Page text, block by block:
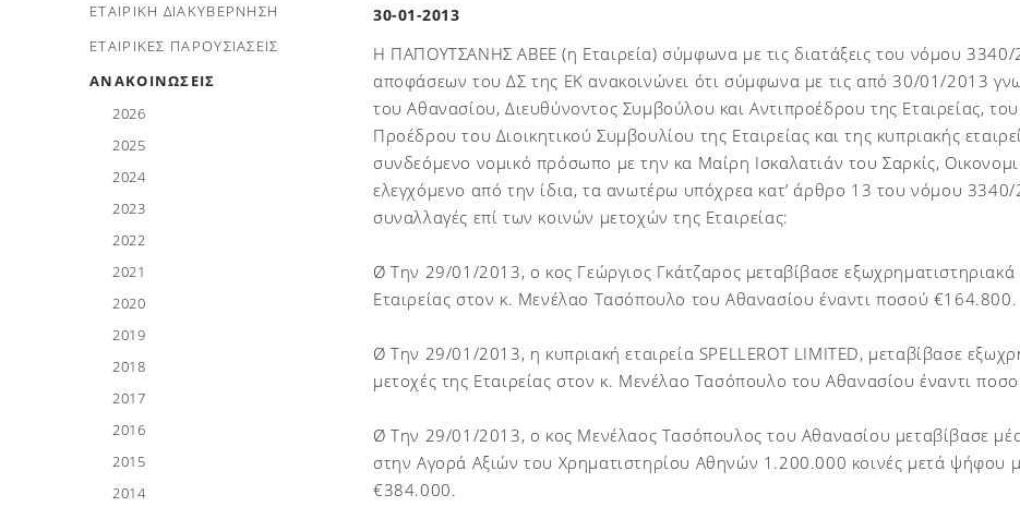
ΕΤΑΙΡΙΚΗ ΔΙΑΚΥΒΕΡΝΗΣΗ
ΕΤΑΙΡΙΚΕΣ ΠΑΡΟΥΣΙΑΣΕΙΣ
ΑΝΑΚΟΙΝΩΣΕΙΣ
2026
2025
2024
2023
2022
2021
2020
2019
2018
2017
2016
2015
2014
30-01-2013
Η ΠΑΠΟΥΤΣΑΝΗΣ ΑΒΕΕ (η Εταιρεία) σύμφωνα με τις διατάξεις του νόμου
αποφάσεων του ΔΣ της ΕΚ ανακοινώνει ότι σύμφωνα με τις από 30/01/2013
του Αθανασίου, Διευθύνοντος Συμβούλου και Αντιπροέδρου της Εταιρείας,
Προέδρου του Διοικητικού Συμβουλίου της Εταιρείας και της κυπριακής
συνδεόμενο νομικό πρόσωπο με την κα Μαίρη Ισκαλατιάν του Σαρκίς,
ελεγχόμενο από την ίδια, τα ανωτέρω υπόχρεα κατ’ άρθρο 13 του νόμου
συναλλαγές επί των κοινών μετοχών της Εταιρείας:
Ø Την 29/01/2013, ο κος Γεώργιος Γκάτζαρος μεταβίβασε
Εταιρείας στον κ. Μενέλαο Τασόπουλο του Αθανασίου έναντι ποσού €164.800.
Ø Την 29/01/2013, η κυπριακή εταιρεία SPELLEROT LIMITED, μεταβίβασε
μετοχές της Εταιρείας στον κ. Μενέλαο Τασόπουλο του Αθανασίου έναντι
Ø Την 29/01/2013, ο κος Μενέλαος Τασόπουλος του Αθανασίου μεταβίβασε
στην Αγορά Αξιών του Χρηματιστηρίου Αθηνών 1.200.000 κοινές μετά ψήφου
€384.000.